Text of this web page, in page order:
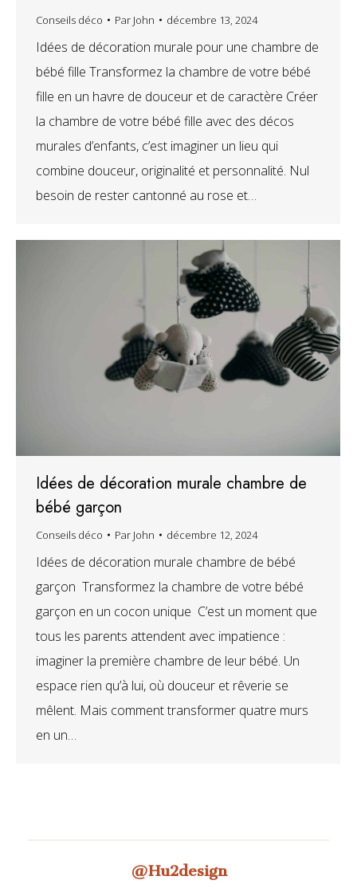
Conseils déco Par John décembre 13, 2024
Idées de décoration murale pour une chambre de
bébé fille Transformez la chambre de votre bébé
fille en un havre de douceur et de caractère Créer
la chambre de votre bébé fille avec des décos
murales d’enfants, c’est imaginer un lieu qui
combine douceur, originalité et personnalité. Nul
besoin de rester cantonné au rose et…
Idées de décoration murale chambre de
bébé garçon
Conseils déco Par John décembre 12, 2024
Idées de décoration murale chambre de bébé
garçon Transformez la chambre de votre bébé
garçon en un cocon unique C’est un moment que
tous les parents attendent avec impatience :
imaginer la première chambre de leur bébé. Un
espace rien qu’à lui, où douceur et rêverie se
mêlent. Mais comment transformer quatre murs
en un…
@Hu2design